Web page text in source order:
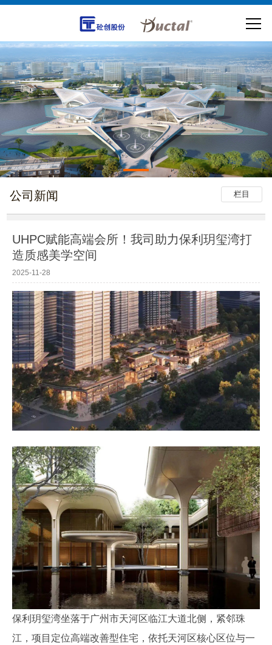
栏目
公司新闻
​UHPC赋能高端会所！我司助力保利玥玺湾打
造质感美学空间
2025-11-28
保利玥玺湾坐落于广州市天河区临江大道北侧，紧邻珠
江，项目定位高端改善型住宅，依托天河区核心区位与一